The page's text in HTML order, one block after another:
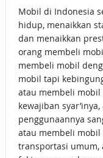
Mobil di Indonesia
hidup, menaikkan
dan menaikkan
orang membeli
membeli mobil
mobil tapi
atau membeli
kewajiban
penggunaannya
atau membeli
transportasi umum,